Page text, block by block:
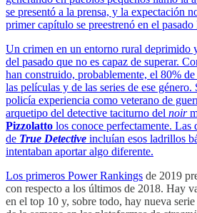
se presentó a la prensa, y la expectación
primer capítulo se preestrenó en el pasado
Un crimen en un entorno rural deprimido
del pasado que no es capaz de superar.
han construido, probablemente, el 80%
las películas y de las series de ese género.
policía experiencia como veterano de
arquetipo del detective taciturno del noir
Pizzolatto los conoce perfectamente. Las
de True Detective incluían esos ladrillos
intentaban aportar algo diferente.
Los primeros Power Rankings de 2019
con respecto a los últimos de 2018. Hay
en el top 10 y, sobre todo, hay nueva